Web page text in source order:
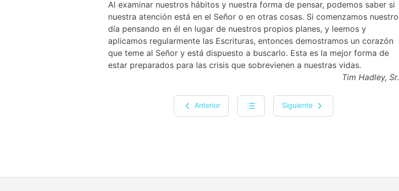
Al examinar nuestros hábitos y nuestra forma de pensar, podemos saber si
nuestra atención está en el Señor o en otras cosas. Si comenzamos nuestro
día pensando en él en lugar de nuestros propios planes, y leemos y
aplicamos regularmente las Escrituras, entonces demostramos un corazón
que teme al Señor y está dispuesto a buscarlo. Esta es la mejor forma de
estar preparados para las crisis que sobrevienen a nuestras vidas.
Tim Hadley, Sr.
Anterior Siguiente